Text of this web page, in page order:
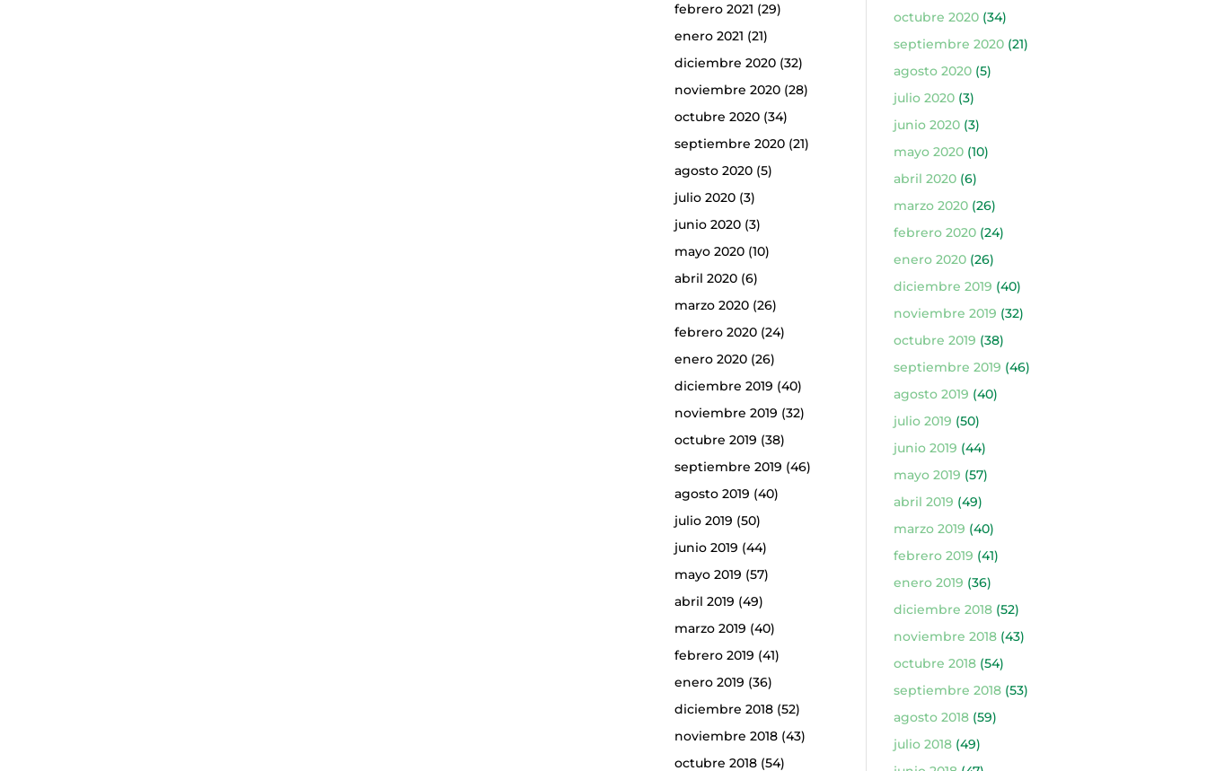
febrero 2021 (29)
enero 2021 (21)
diciembre 2020 (32)
noviembre 2020 (28)
octubre 2020 (34)
septiembre 2020 (21)
agosto 2020 (5)
julio 2020 (3)
junio 2020 (3)
mayo 2020 (10)
abril 2020 (6)
marzo 2020 (26)
febrero 2020 (24)
enero 2020 (26)
diciembre 2019 (40)
noviembre 2019 (32)
octubre 2019 (38)
septiembre 2019 (46)
agosto 2019 (40)
julio 2019 (50)
junio 2019 (44)
mayo 2019 (57)
abril 2019 (49)
marzo 2019 (40)
febrero 2019 (41)
enero 2019 (36)
diciembre 2018 (52)
noviembre 2018 (43)
octubre 2018 (54)
octubre 2020(34)
septiembre 2020(21)
agosto 2020(5)
julio 2020(3)
junio 2020(3)
mayo 2020(10)
abril 2020(6)
marzo 2020(26)
febrero 2020(24)
enero 2020(26)
diciembre 2019 (40)
noviembre 2019 (32)
octubre 2019 (38)
septiembre 2019 (46)
agosto 2019 (40)
julio 2019 (50)
junio 2019 (44)
mayo 2019 (57)
abril 2019 (49)
marzo 2019 (40)
febrero 2019 (41)
enero 2019 (36)
diciembre 2018(52)
noviembre 2018(43)
octubre 2018(54)
septiembre 2018(53)
agosto 2018(59)
julio 2018(49)